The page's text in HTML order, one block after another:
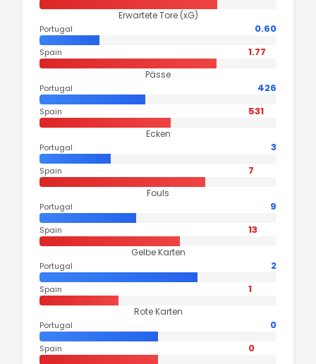
Erwartete Tore (xG)
Portugal 0.60
Spain 1.77
Pässe
Portugal 426
Spain 531
Ecken
Portugal 3
Spain 7
Fouls
Portugal 9
Spain 13
Gelbe Karten
Portugal 2
Spain 1
Rote Karten
Portugal 0
Spain 0